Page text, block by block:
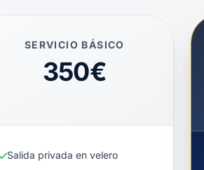
SERVICIO BÁSICO
350€
Salida privada en velero